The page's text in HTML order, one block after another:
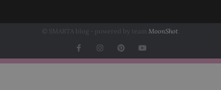
© SMARTA blog - powered by team MoonShot.